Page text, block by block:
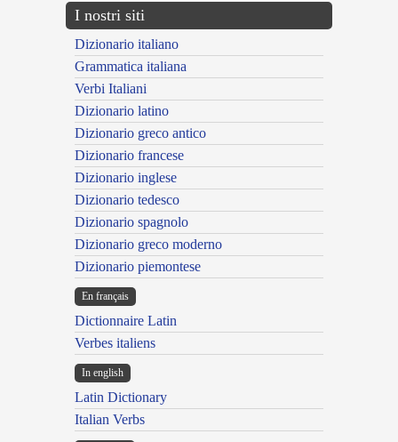
I nostri siti
Dizionario italiano
Grammatica italiana
Verbi Italiani
Dizionario latino
Dizionario greco antico
Dizionario francese
Dizionario inglese
Dizionario tedesco
Dizionario spagnolo
Dizionario greco moderno
Dizionario piemontese
En français
Dictionnaire Latin
Verbes italiens
In english
Latin Dictionary
Italian Verbs